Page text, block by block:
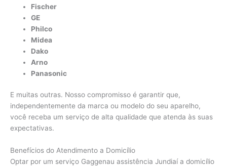
Fischer
GE
Philco
Midea
Dako
Arno
Panasonic
E muitas outras. Nosso compromisso é garantir que,
independentemente da marca ou modelo do seu aparelho,
você receba um serviço de alta qualidade que atenda às suas
expectativas.
Benefícios do Atendimento a Domicílio
Optar por um serviço Gaggenau assistência Jundiaí a domicílio